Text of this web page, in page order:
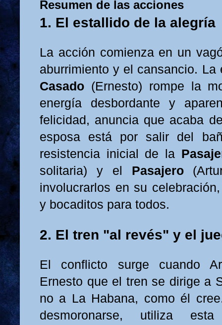
Resumen de las acciones
1. El estallido de la alegría
La acción comienza en un
aburrimiento y el cansancio.
Casado (Ernesto) rompe la
energía desbordante y
felicidad, anuncia que acaba
esposa está por salir del
resistencia inicial de la
solitaria) y el Pasajero
involucrarlos en su
y bocaditos para todos.
2. El tren "al revés" y el
El conflicto surge cuando
Ernesto que el tren se dirige a
no a La Habana, como él
desmoronarse, utiliza